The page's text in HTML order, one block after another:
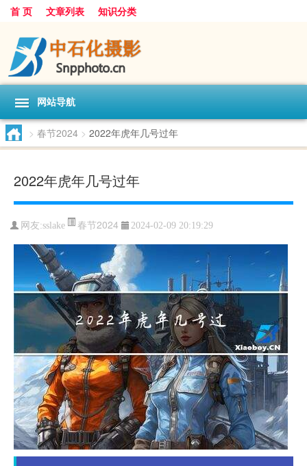
首 页 文章列表 知识分类
网站导航
> 春节2024 > 2022年虎年几号过年
2022年虎年几号过年
网友:sslake 春节2024 2024-02-09 20:19:29